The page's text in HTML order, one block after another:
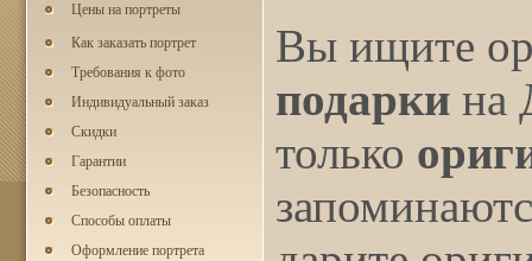
Цены на портреты
Как заказать портрет
Требования к фото
Индивидуальный заказ
Скидки
Гарантии
Безопасность
Способы оплаты
Оформление портрета
Вы ищите
подарки на
только